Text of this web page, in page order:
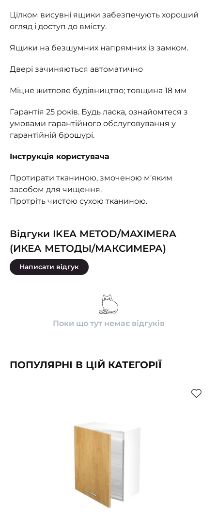
Цілком висувні ящики забезпечують хороший
огляд і доступ до вмісту.
Ящики на безшумних напрямних із замком.
Двері зачиняються автоматично
Міцне житлове будівництво; товщина 18 мм
Гарантія 25 років. Будь ласка, ознайомтеся з
умовами гарантійного обслуговування у
гарантійній брошурі.
Інструкція користувача
Протирати тканиною, змоченою м'яким
засобом для чищення.
Протріть чистою сухою тканиною.
Відгуки IKEA METOD/MAXIMERA
(ИКЕА МЕТОДЫ/МАКСИМЕРА)
Написати відгук
Поки що тут немає відгуків
ПОПУЛЯРНІ В ЦІЙ КАТЕГОРІЇ